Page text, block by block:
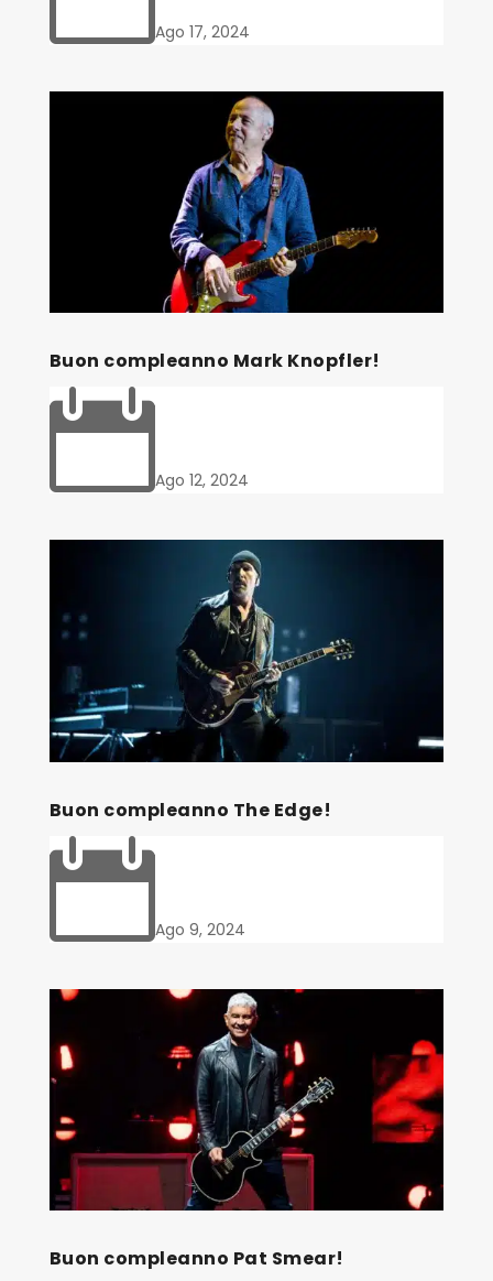
Ago 17, 2024
Buon compleanno Mark Knopfler!
Ago 12, 2024
Buon compleanno The Edge!
Ago 9, 2024
Buon compleanno Pat Smear!